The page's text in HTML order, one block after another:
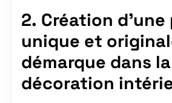
2. Création d’une
unique et
démarque dans la
décoration